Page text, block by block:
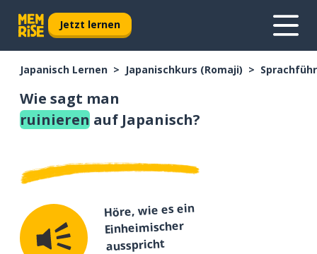
Jetzt lernen
Japanisch Lernen Japanischkurs (Romaji)
Wie sagt man
ruinieren auf Japanisch?
Höre, wie es ein
Einheimischer
ausspricht